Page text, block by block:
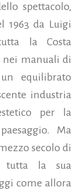
spettacolo,
1963 da Luigi
la Costa
nei manuali di
equilibrato
industria
per la
Ma
secolo di
tutta la sua
come allora